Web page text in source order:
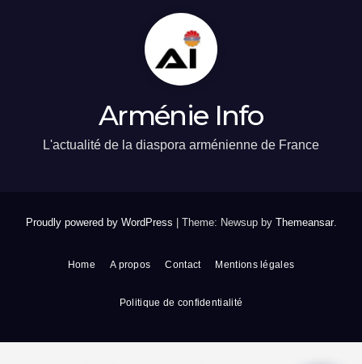
Arménie Info
L'actualité de la diaspora arménienne de France
Proudly powered by WordPress Theme: Newsup by Themeansar.
Home A propos Contact Mentions légales
Politique de confidentialité